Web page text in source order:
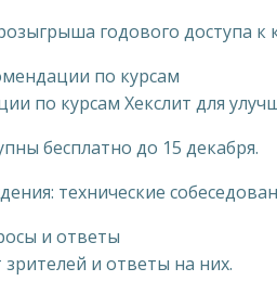
годового доступа к
по курсам
по курсам Хекслит для
бесплатно до 15 декабря.
технические
и ответы
зрителей и ответы на них.